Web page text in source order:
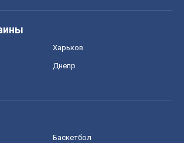
Харьков
Днепр
Баскетбол